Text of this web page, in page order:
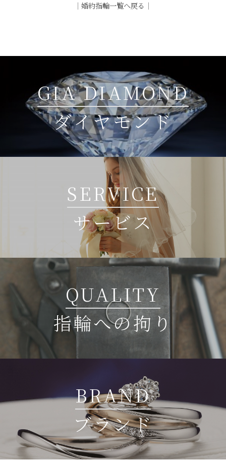
｜ 婚約指輪一覧へ戻る ｜
GIA DIAMOND
ダイヤモンド
SERVICE
サービス
QUALITY
指輪への拘り
BRAND
ブランド